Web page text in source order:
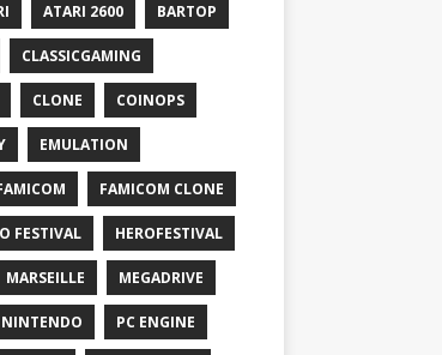
ATARI 2600 BARTOP
CLASSICGAMING
CLONE COINOPS
EMULATION
FAMICOM CLONE
FESTIVAL HEROFESTIVAL
MARSEILLE MEGADRIVE
NINTENDO PC ENGINE